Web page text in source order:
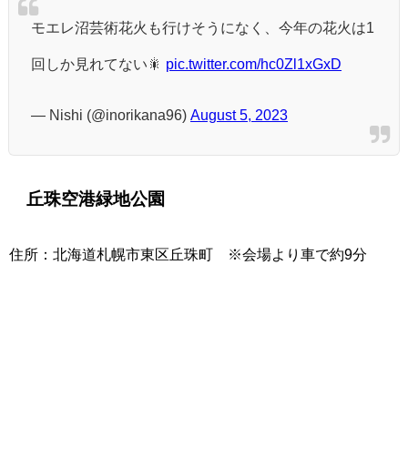
モエレ沼芸術花火も行けそうになく、今年の花火は1
回しか見れてない🎇 pic.twitter.com/hc0Zl1xGxD
— Nishi (@inorikana96) August 5, 2023
丘珠空港緑地公園
住所：北海道札幌市東区丘珠町 ※会場より車で約9分